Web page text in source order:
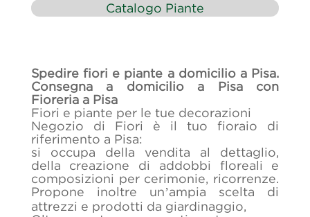
Catalogo Piante
Spedire fiori e piante a domicilio a Pisa.
Consegna a domicilio a Pisa con
Fioreria a Pisa
Fiori e piante per le tue decorazioni
Negozio di Fiori è il tuo fioraio di
riferimento a Pisa:
si occupa della vendita al dettaglio,
della creazione di addobbi floreali e
composizioni per cerimonie, ricorrenze.
Propone inoltre un’ampia scelta di
attrezzi e prodotti da giardinaggio,